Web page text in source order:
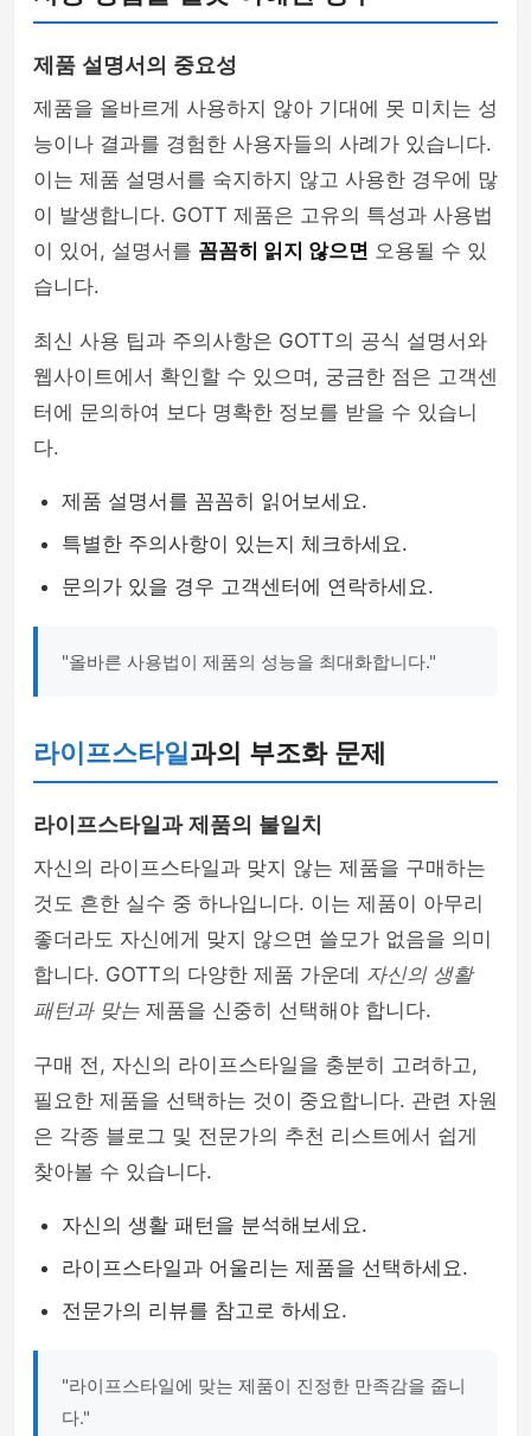
제품 설명서의 중요성
제품을 올바르게 사용하지 않아 기대에 못 미치는 성
능이나 결과를 경험한 사용자들의 사례가 있습니다.
이는 제품 설명서를 숙지하지 않고 사용한 경우에 많
이 발생합니다. GOTT 제품은 고유의 특성과 사용법
이 있어, 설명서를 꼼꼼히 읽지 않으면 오용될 수 있
습니다.
최신 사용 팁과 주의사항은 GOTT의 공식 설명서와
웹사이트에서 확인할 수 있으며, 궁금한 점은 고객센
터에 문의하여 보다 명확한 정보를 받을 수 있습니
다.
제품 설명서를 꼼꼼히 읽어보세요.
특별한 주의사항이 있는지 체크하세요.
문의가 있을 경우 고객센터에 연락하세요.
"올바른 사용법이 제품의 성능을 최대화합니다."
라이프스타일과의 부조화 문제
라이프스타일과 제품의 불일치
자신의 라이프스타일과 맞지 않는 제품을 구매하는
것도 흔한 실수 중 하나입니다. 이는 제품이 아무리
좋더라도 자신에게 맞지 않으면 쓸모가 없음을 의미
합니다. GOTT의 다양한 제품 가운데 자신의 생활
패턴과 맞는 제품을 신중히 선택해야 합니다.
구매 전, 자신의 라이프스타일을 충분히 고려하고,
필요한 제품을 선택하는 것이 중요합니다. 관련 자원
은 각종 블로그 및 전문가의 추천 리스트에서 쉽게
찾아볼 수 있습니다.
자신의 생활 패턴을 분석해보세요.
라이프스타일과 어울리는 제품을 선택하세요.
전문가의 리뷰를 참고로 하세요.
"라이프스타일에 맞는 제품이 진정한 만족감을 줍니
다."